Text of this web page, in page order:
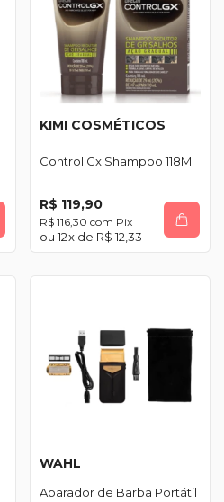
KIMI COSMÉTICOS
Control Gx Shampoo 118Ml
R$ 119,90
R$ 116,30 com Pix
12x de R$ 12,33
WAHL
Aparador de Barba Portátil